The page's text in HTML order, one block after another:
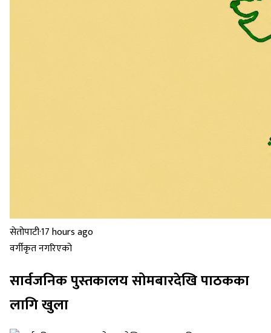
सेतोपाटी·17 hours ago
वर्गीकृत नगरिएको
सार्वजनिक पुस्तकालय सोमबारदेखि पाठकका
लागि खुला